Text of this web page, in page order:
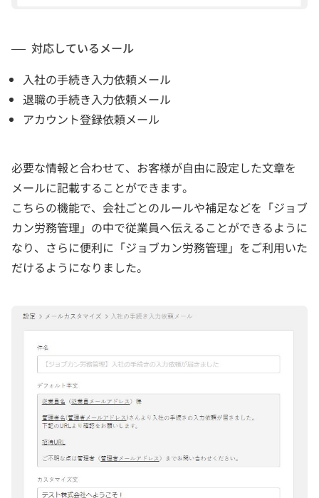
対応しているメール
入社の手続き入力依頼メール
退職の手続き入力依頼メール
アカウント登録依頼メール
必要な情報と合わせて、お客様が自由に設定した文章を
メールに記載することができます。
こちらの機能で、会社ごとのルールや補足などを「ジョブ
カン労務管理」の中で従業員へ伝えることができるように
なり、さらに便利に「ジョブカン労務管理」をご利用いた
だけるようになりました。